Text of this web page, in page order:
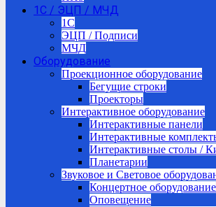
1С / ЭЦП / МЧД
1C
ЭЦП / Подписи
МЧД
Оборудование
Проекционное оборудование
Бегущие строки
Проекторы
Интерактивное оборудование
Интерактивные панели
Интерактивные
Интерактивные столы /
Планетарии
Звуковое и Световое
Концертное оборудование
Оповещение